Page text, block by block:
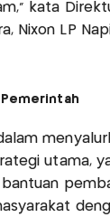
kata
Nixon LP
utama,
bantuan